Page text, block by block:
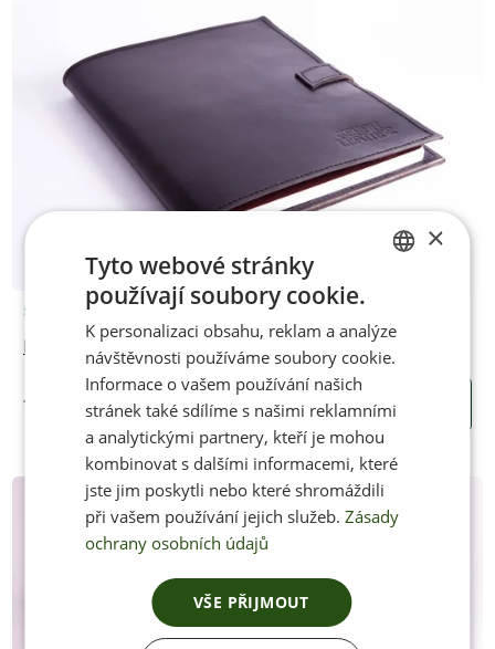
Skladem
Poznámkový blok - Business black
1490 Kč KOUPIT
ENGLISH
×
Tyto webové stránky
používají soubory cookie.
K personalizaci obsahu, reklam a analýze
návštěvnosti používáme soubory cookie.
Informace o vašem používání našich
stránek také sdílíme s našimi reklamními
a analytickými partnery, kteří je mohou
kombinovat s dalšími informacemi, které
jste jim poskytli nebo které shromáždili
při vašem používání jejich služeb. Zásady
ochrany osobních údajů
VŠE PŘIJMOUT